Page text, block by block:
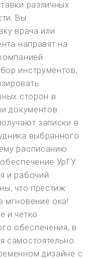
различных
Вы
врача или
направят на
инструментов,
сторон в
документов.
записки в
выбранного
расписанию.
УрГУ
и рабочий
что престиж
мгновение ока!
и четко
обеспечения, в
самостоятельно.
дизайне с